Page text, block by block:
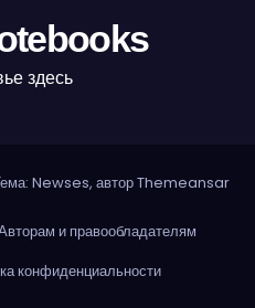
здесь
Newses, авторThemeansar
и правообладателям
конфиденциальности